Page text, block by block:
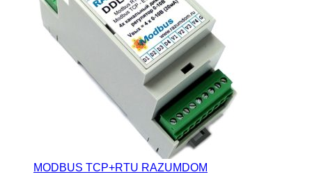
MODBUS TCP+RTU RAZUMDOM